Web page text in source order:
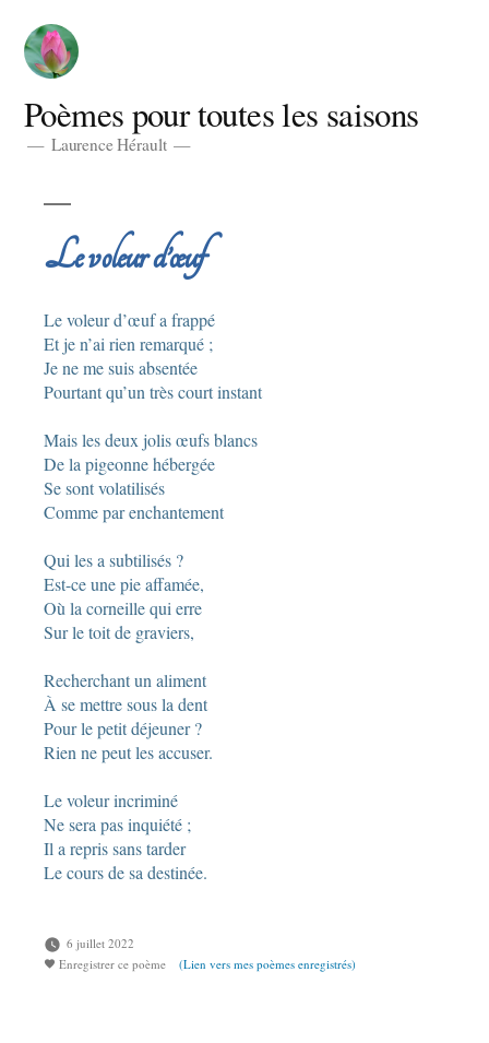
Aller
contenu
Poèmes pour toutes les saisons
Laurence Hérault
Le voleur d’œuf
Le voleur d’œuf a frappé
Et je n’ai rien remarqué ;
Je ne me suis absentée
Pourtant qu’un très court instant
Mais les deux jolis œufs blancs
De la pigeonne hébergée
Se sont volatilisés
Comme par enchantement
Qui les a subtilisés ?
Est-ce une pie affamée,
Où la corneille qui erre
Sur le toit de graviers,
Recherchant un aliment
À se mettre sous la dent
Pour le petit déjeuner ?
Rien ne peut les accuser.
Le voleur incriminé
Ne sera pas inquiété ;
Il a repris sans tarder
Le cours de sa destinée.
6 juillet 2022
Enregistrer ce poème
(Lien vers mes poèmes enregistrés)